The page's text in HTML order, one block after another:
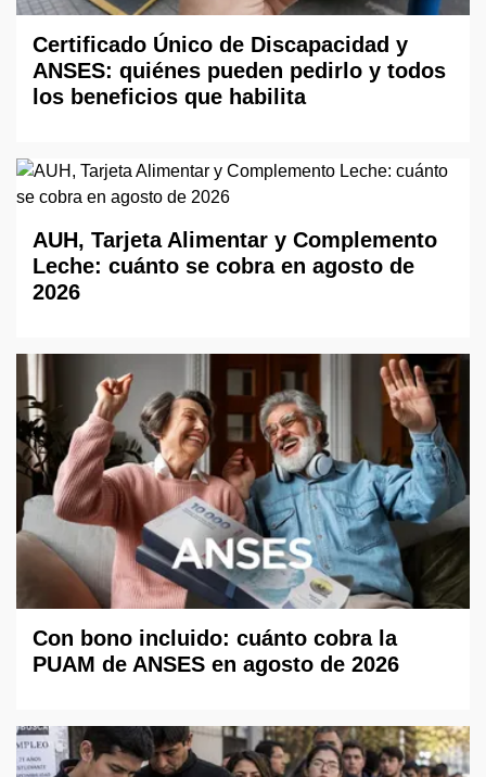
Certificado Único de Discapacidad y
ANSES: quiénes pueden pedirlo y todos
los beneficios que habilita
AUH, Tarjeta Alimentar y Complemento
Leche: cuánto se cobra en agosto de
2026
Con bono incluido: cuánto cobra la
PUAM de ANSES en agosto de 2026